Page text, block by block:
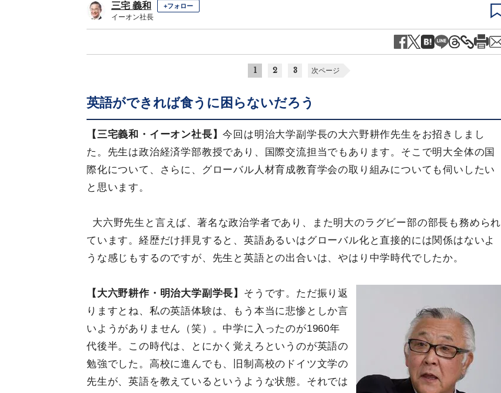
三宅 義和 +フォロー
イーオン社長
1 2 3 次ページ
英語ができれば食うに困らないだろう
【三宅義和・イーオン社長】今回は明治大学副学長の大六野耕作先生をお招きしまし
た。先生は政治経済学部教授であり、国際交流担当でもあります。そこで明大全体の国
際化について、さらに、グローバル人材育成教育学会の取り組みについても伺いしたい
と思います。
大六野先生と言えば、著名な政治学者であり、また明大のラグビー部の部長も務められ
ています。経歴だけ拝見すると、英語あるいはグローバル化と直接的には関係はないよ
うな感じもするのですが、先生と英語との出合いは、やはり中学時代でしたか。
【大六野耕作・明治大学副学長】 そうです。ただ振り返
りますとね、私の英語体験は、もう本当に悲惨としか言
いようがありません（笑）。中学に入ったのが1960年
代後半。この時代は、とにかく覚えろというのが英語の
勉強でした。高校に進んでも、旧制高校のドイツ文学の
先生が、英語を教えているというような状態。それでは